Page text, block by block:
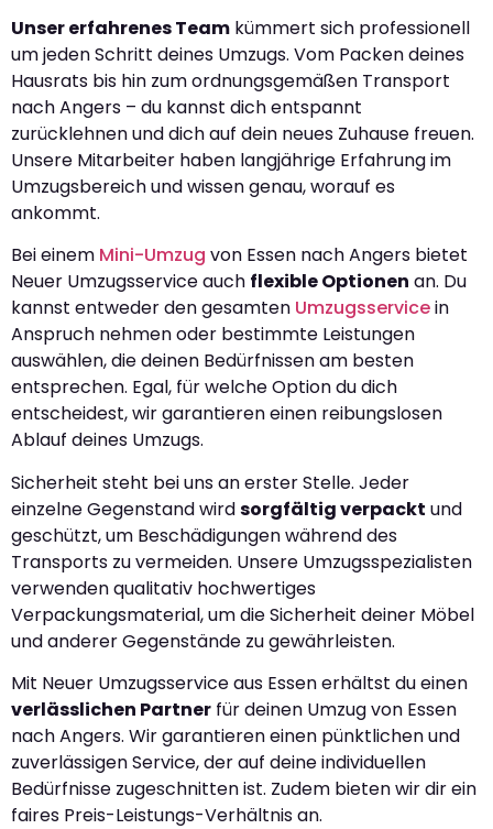
Unser erfahrenes Team kümmert sich professionell
um jeden Schritt deines Umzugs. Vom Packen deines
Hausrats bis hin zum ordnungsgemäßen Transport
nach Angers – du kannst dich entspannt
zurücklehnen und dich auf dein neues Zuhause freuen.
Unsere Mitarbeiter haben langjährige Erfahrung im
Umzugsbereich und wissen genau, worauf es
ankommt.
Bei einem Mini-Umzug von Essen nach Angers bietet
Neuer Umzugsservice auch flexible Optionen an. Du
kannst entweder den gesamten Umzugsservicein
Anspruch nehmen oder bestimmte Leistungen
auswählen, die deinen Bedürfnissen am besten
entsprechen. Egal, für welche Option du dich
entscheidest, wir garantieren einen reibungslosen
Ablauf deines Umzugs.
Sicherheit steht bei uns an erster Stelle. Jeder
einzelne Gegenstand wirdsorgfältig verpackt und
geschützt, um Beschädigungen während des
Transports zu vermeiden. Unsere Umzugsspezialisten
verwenden qualitativ hochwertiges
Verpackungsmaterial, um die Sicherheit deiner Möbel
und anderer Gegenstände zu gewährleisten.
Mit Neuer Umzugsservice aus Essen erhältst du einen
verlässlichen Partner für deinen Umzug von Essen
nach Angers. Wir garantieren einen pünktlichen und
zuverlässigen Service, der auf deine individuellen
Bedürfnisse zugeschnitten ist. Zudem bieten wir dir ein
faires Preis-Leistungs-Verhältnis an.